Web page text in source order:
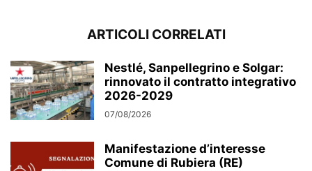
ARTICOLI CORRELATI
Nestlé, Sanpellegrino e Solgar:
rinnovato il contratto integrativo
2026-2029
07/08/2026
Manifestazione d’interesse
Comune di Rubiera (RE)